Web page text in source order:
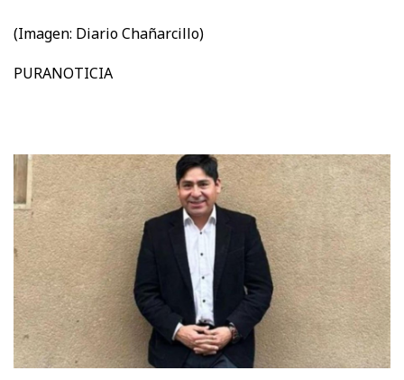
(Imagen: Diario Chañarcillo)
PURANOTICIA